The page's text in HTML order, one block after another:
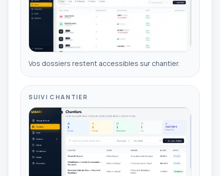
Vos dossiers restent accessibles sur chantier.
SUIVI CHANTIER